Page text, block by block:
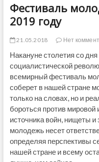
1
Фестиваль
2019 году
21.05.2018 Нет
Накануне столетия со
социалистической
всемирный фестиваль
соберет в нашей стране
только на словах, но и
бороться против
источника войн, нищеты
молодежь несет
определяя перспективы
нашей стране и всему